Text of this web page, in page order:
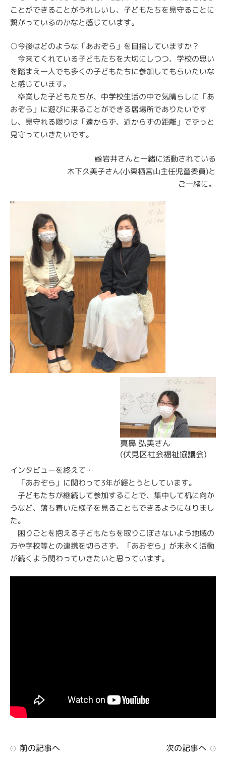
ことができることがうれしいし、子どもたちを見守ることに
繋がっているのかなと感じています。
○今後はどのような「あおぞら」を目指していますか？
今来てくれている子どもたちを大切にしつつ、学校の思い
を踏まえ一人でも多くの子どもたちに参加してもらいたいな
と感じています。
卒業した子どもたちが、中学校生活の中で気晴らしに「あ
おぞら」に遊びに来ることができる居場所でありたいです
し、見守れる限りは「遠からず、近からずの距離」でずっと
見守っていきたいです。
📸岩井さんと一緒に活動されている
木下久美子さん(小栗栖宮山主任児童委員)と
ご一緒に。
真鼻 弘美さん
(伏見区社会福祉協議会)
インタビューを終えて…
「あおぞら」に関わって3年が経とうとしています。
子どもたちが継続して参加することで、集中して机に向か
うなど、落ち着いた様子を見ることもできるようになりまし
た。
困りごとを抱える子どもたちを取りこぼさないよう地域の
方や学校等との連携を切らさず、「あおぞら」が末永く活動
が続くよう関わっていきたいと思っています。
前の記事へ 次の記事へ